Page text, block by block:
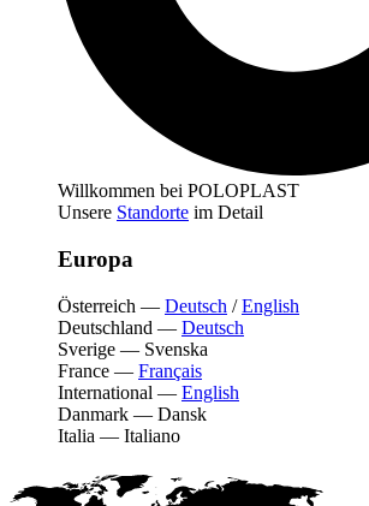
Willkommen bei POLOPLAST
Unsere Standorte im Detail
Europa
Österreich — Deutsch /English
Deutschland — Deutsch
Sverige — Svenska
France — Français
International — English
Danmark — Dansk
Italia — Italiano